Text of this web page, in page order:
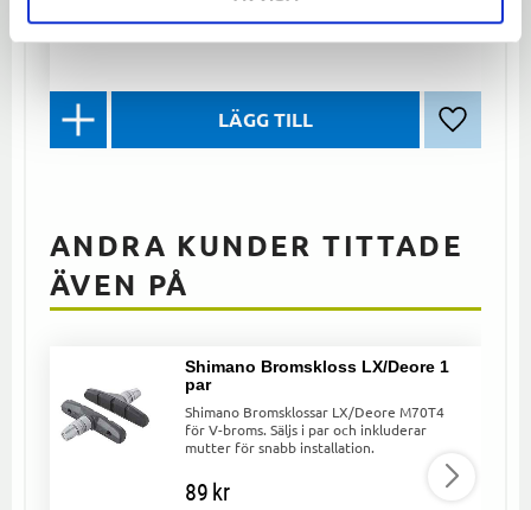
Lägg till
ANDRA KUNDER TITTADE
ÄVEN PÅ
Shimano Bromskloss LX/Deore 1
par
Shimano Bromsklossar LX/Deore M70T4
för V-broms. Säljs i par och inkluderar
mutter för snabb installation.
89kr